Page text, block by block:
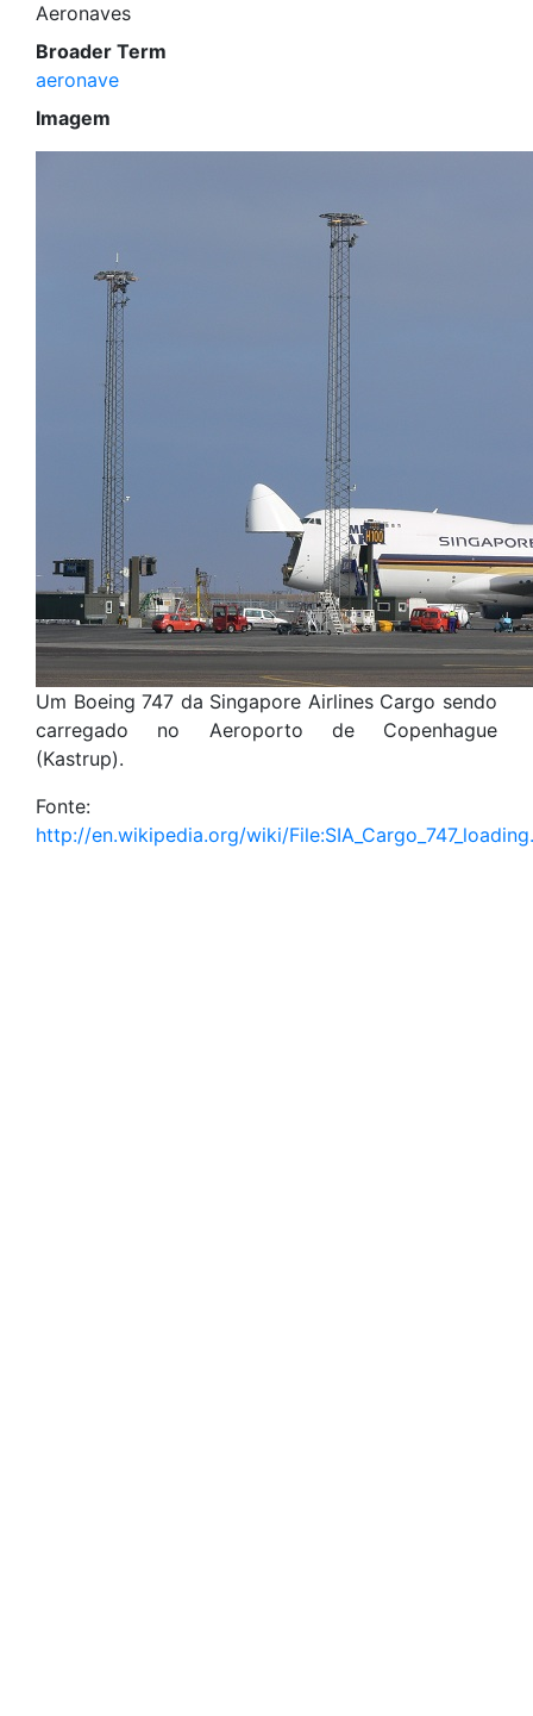
Aeronaves
Broader Term
aeronave
Imagem
Um Boeing 747 da Singapore Airlines Cargo sendo
carregado no Aeroporto de Copenhague
(Kastrup).
Fonte:
http://en.wikipedia.org/wiki/